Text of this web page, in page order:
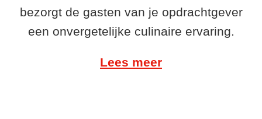
bezorgt de gasten van je opdrachtgever
een onvergetelijke culinaire ervaring.
Lees meer